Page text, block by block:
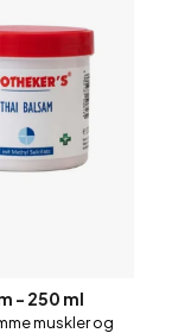
- 250 ml
muskler og